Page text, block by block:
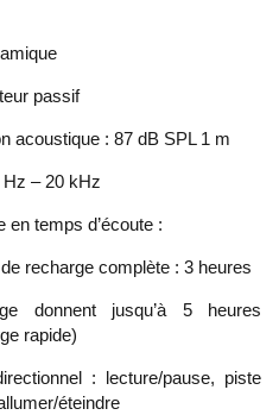
passif
acoustique : 87 dB SPL 1 m
Hz – 20 kHz
en temps d’écoute :
recharge complète : 3 heures
donnent jusqu’à 5 heures
rapide)
: lecture/pause, piste
éteindre